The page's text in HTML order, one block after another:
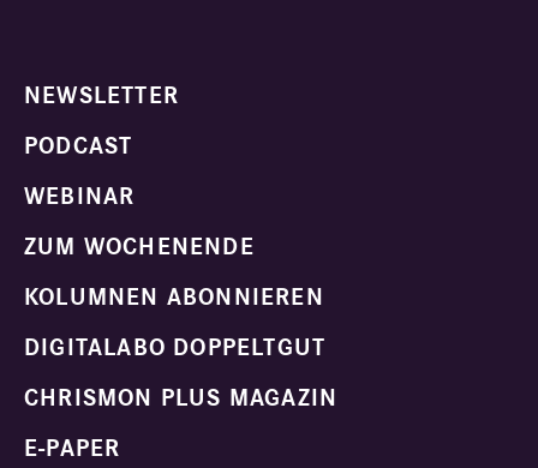
NEWSLETTER
PODCAST
WEBINAR
ZUM WOCHENENDE
KOLUMNEN ABONNIEREN
DIGITALABO DOPPELTGUT
CHRISMON PLUS MAGAZIN
E-PAPER